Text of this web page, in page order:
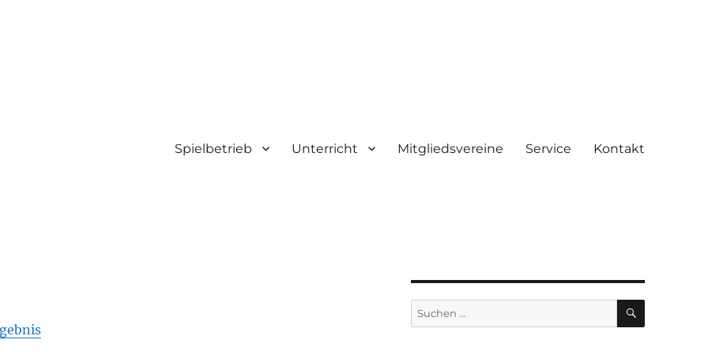
Spielbetrieb Unterricht Mitgliedsvereine Service Kontakt
Suchen
nach:
SUCHEN